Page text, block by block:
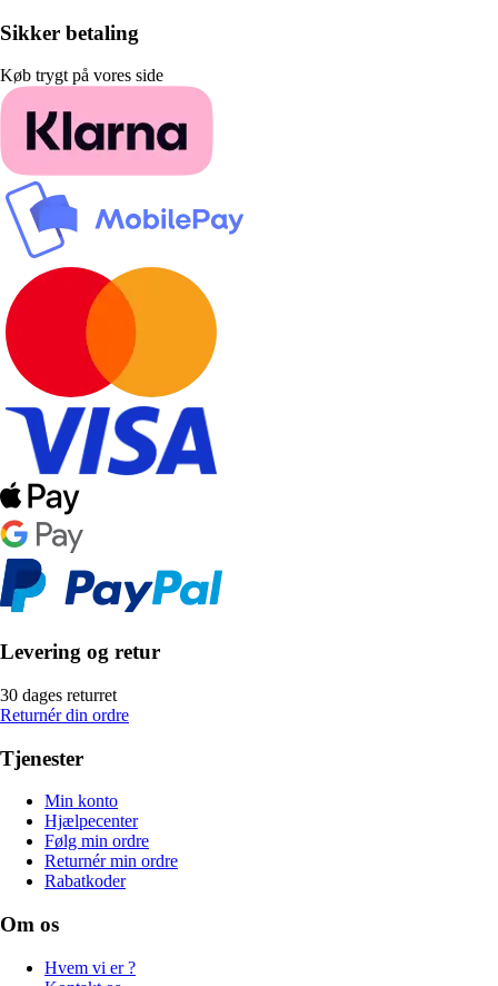
Sikker betaling
Køb trygt på vores side
Levering og retur
30 dages returret
Returnér din ordre
Tjenester
Min konto
Hjælpecenter
Følg min ordre
Returnér min ordre
Rabatkoder
Om os
Hvem vi er ?